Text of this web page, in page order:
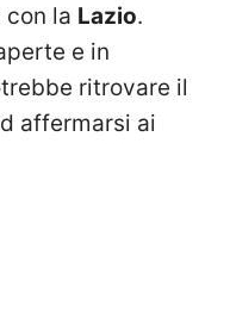
la Lazio.
e in
ritrovare il
affermarsi ai